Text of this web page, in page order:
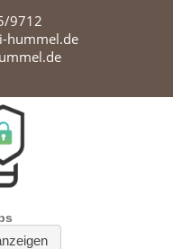
9712
hummel.de